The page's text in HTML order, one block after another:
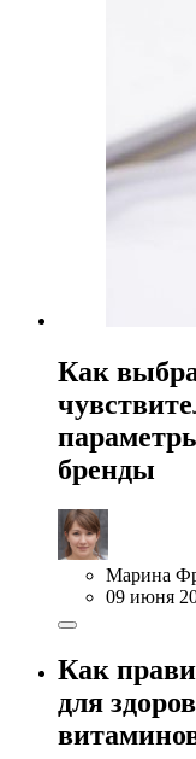
Как
бренды
Марина
09 июня
Как
для